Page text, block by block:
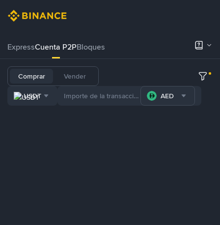
ExpressCuenta P2PBloques
Comprar Vender
USDT AED